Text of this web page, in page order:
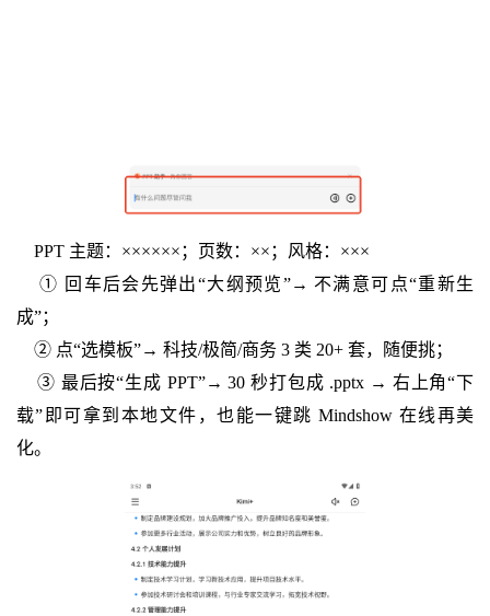
PPT 主题： ×××××× ；页数： ×× ；风格： ×××
① 回车后会先弹出“大纲预览”→ 不满意可点“重新生
成”；
② 点“选模板”→ 科技/极简/商务 3 类 20+ 套，随便挑；
③ 最后按“生成 PPT”→ 30 秒打包成 .pptx → 右上角“下
载”即可拿到本地文件，也能一键跳 Mindshow 在线再美
化。